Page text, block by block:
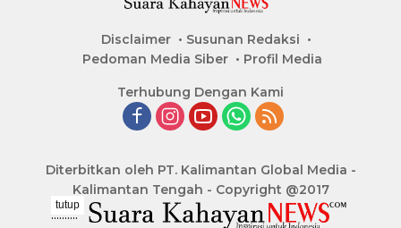
Disclaimer
Susunan Redaksi
Pedoman Media Siber
Profil Media
Terhubung Dengan Kami
Diterbitkan oleh PT. Kalimantan Global Media -
Kalimantan Tengah - Copyright @2017
tutup
..........